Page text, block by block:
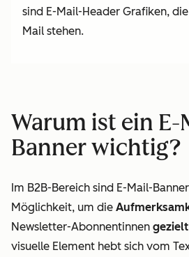
sind E-Mail-Header Grafiken,
Mail stehen.
Warum ist ein E-
Banner wichtig?
Im B2B-Bereich sind E-Mail-
Möglichkeit, um die
Newsletter-Abonnentinnen
visuelle Element hebt sich vom